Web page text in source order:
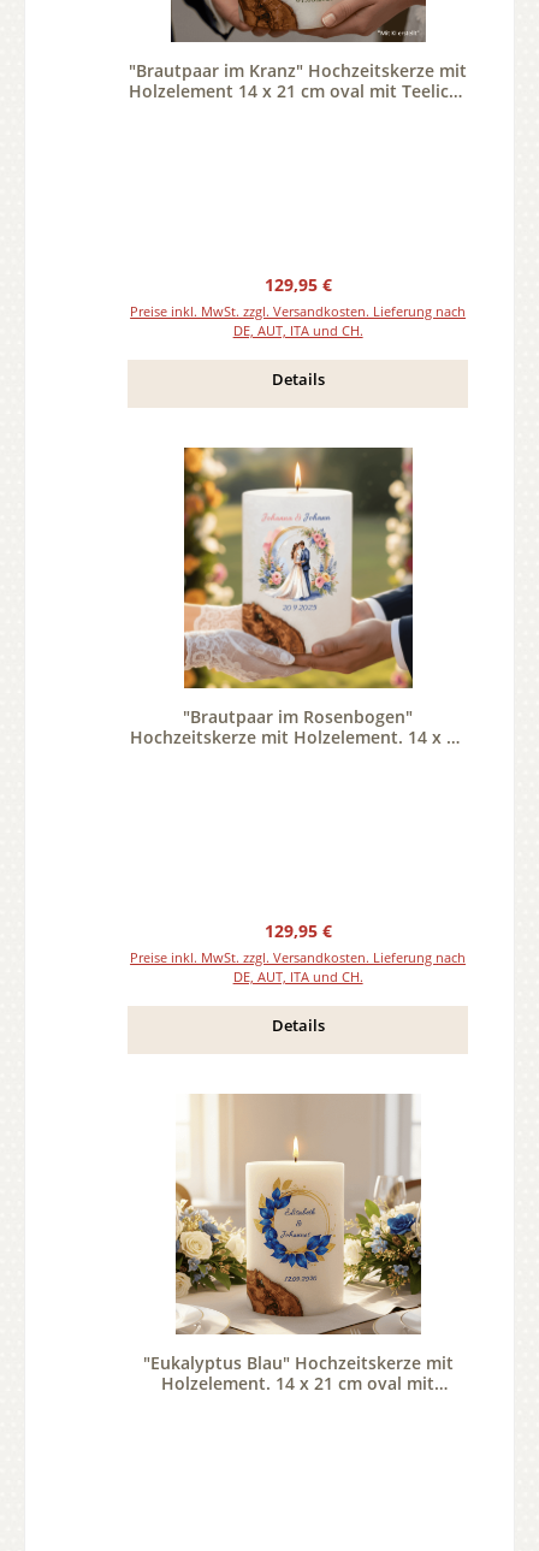
"Brautpaar im Kranz" Hochzeitskerze mit
Holzelement 14 x 21 cm oval mit Teelicht
Regulärer Preis:
129,95 €
Preise inkl. MwSt. zzgl. Versandkosten. Lieferung nach
DE, AUT, ITA und CH.
Details
"Brautpaar im Rosenbogen"
Hochzeitskerze mit Holzelement. 14 x 21
Regulärer Preis:
129,95 €
Preise inkl. MwSt. zzgl. Versandkosten. Lieferung nach
DE, AUT, ITA und CH.
Details
"Eukalyptus Blau" Hochzeitskerze mit
Holzelement. 14 x 21 cm oval mit